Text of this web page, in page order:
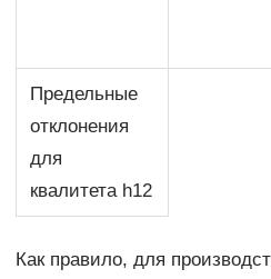
Предельные
отклонения
для
квалитета h12
Как правило, для